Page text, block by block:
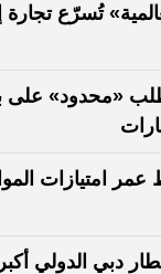
تُسرّع تجارة
«محدود» على
عمر امتيازات
دبي الدولي